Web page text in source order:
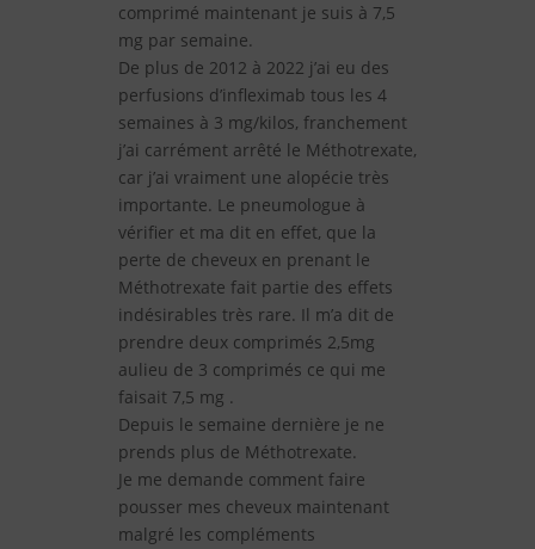
comprimé maintenant je suis à 7,5
mg par semaine.
De plus de 2012 à 2022 j’ai eu des
perfusions d’infleximab tous les 4
semaines à 3 mg/kilos, franchement
j’ai carrément arrêté le Méthotrexate,
car j’ai vraiment une alopécie très
importante. Le pneumologue à
vérifier et ma dit en effet, que la
perte de cheveux en prenant le
Méthotrexate fait partie des effets
indésirables très rare. Il m’a dit de
prendre deux comprimés 2,5mg
aulieu de 3 comprimés ce qui me
faisait 7,5 mg .
Depuis le semaine dernière je ne
prends plus de Méthotrexate.
Je me demande comment faire
pousser mes cheveux maintenant
malgré les compléments